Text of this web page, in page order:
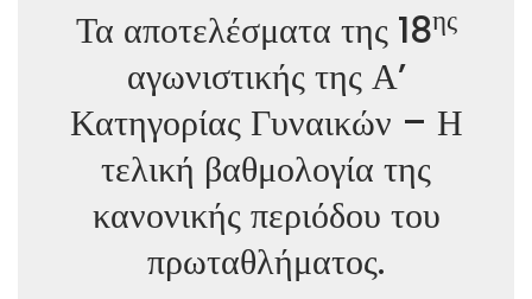
Τα αποτελέσματα της 18ης
αγωνιστικής της Α’
Κατηγορίας Γυναικών – Η
τελική βαθμολογία της
κανονικής περιόδου του
πρωταθλήματος.